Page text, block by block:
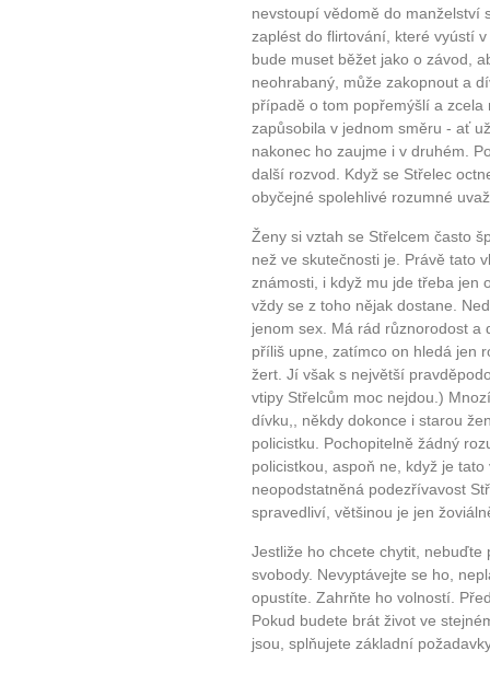
nevstoupí vědomě do manželství
zaplést do flirtování, které vyústí
bude muset běžet jako o závod,
neohrabaný, může zakopnout a
případě o tom popřemýšlí a
zapůsobila v jednom směru - ať
nakonec ho zaujme i v druhém.
další rozvod. Když se Střelec
obyčejné spolehlivé rozumné
Ženy si vztah se Střelcem často
než ve skutečnosti je. Právě tato
známosti, i když mu jde třeba jen
vždy se z toho nějak dostane.
jenom sex. Má rád různorodost a
příliš upne, zatímco on hledá jen
žert. Jí však s největší
vtipy Střelcům moc nejdou.)
dívku,, někdy dokonce i starou
policistku. Pochopitelně žádný
policistkou, aspoň ne, když je
neopodstatněná podezřívavost
spravedliví, většinou je jen
Jestliže ho chcete chytit,
svobody. Nevyptávejte se ho,
opustíte. Zahrňte ho volností.
Pokud budete brát život ve
jsou, splňujete základní